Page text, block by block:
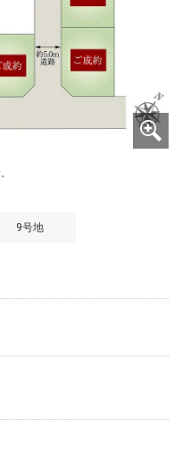
9号地